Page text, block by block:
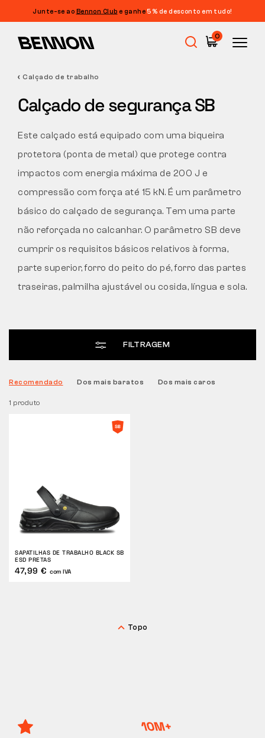
Junte-se ao Bennon Club e ganhe 5% de desconto em tudo!
0
Promoções
Barefoot
Outdoor
Calçado casual
Tactical
TUDO SOBRE COMPRAS
SOBRE NÓS
LOJA COM BISTRÔ
CONTACTO
DEVOLUÇÕES
Calçado de trabalho
Calçado de segurança SB
Este calçado está equipado com uma biqueira
protetora (ponta de metal) que protege contra
impactos com energia máxima de 200 J e
compressão com força até 15 kN. É um parâmetro
básico do calçado de segurança. Tem uma parte
não reforçada no calcanhar. O parâmetro SB deve
cumprir os requisitos básicos relativos à forma,
parte superior, forro do peito do pé, forro das partes
traseiras, palmilha ajustável ou cosida, língua e sola.
FILTRAGEM
Filtragem
LIMPAR FILTROS
1 produto
Recomendado Dos mais baratos Dos mais caros
SAPATILHAS DE TRABALHO BLACK SB
ESD PRETAS
47,99 € com IVA
Topo